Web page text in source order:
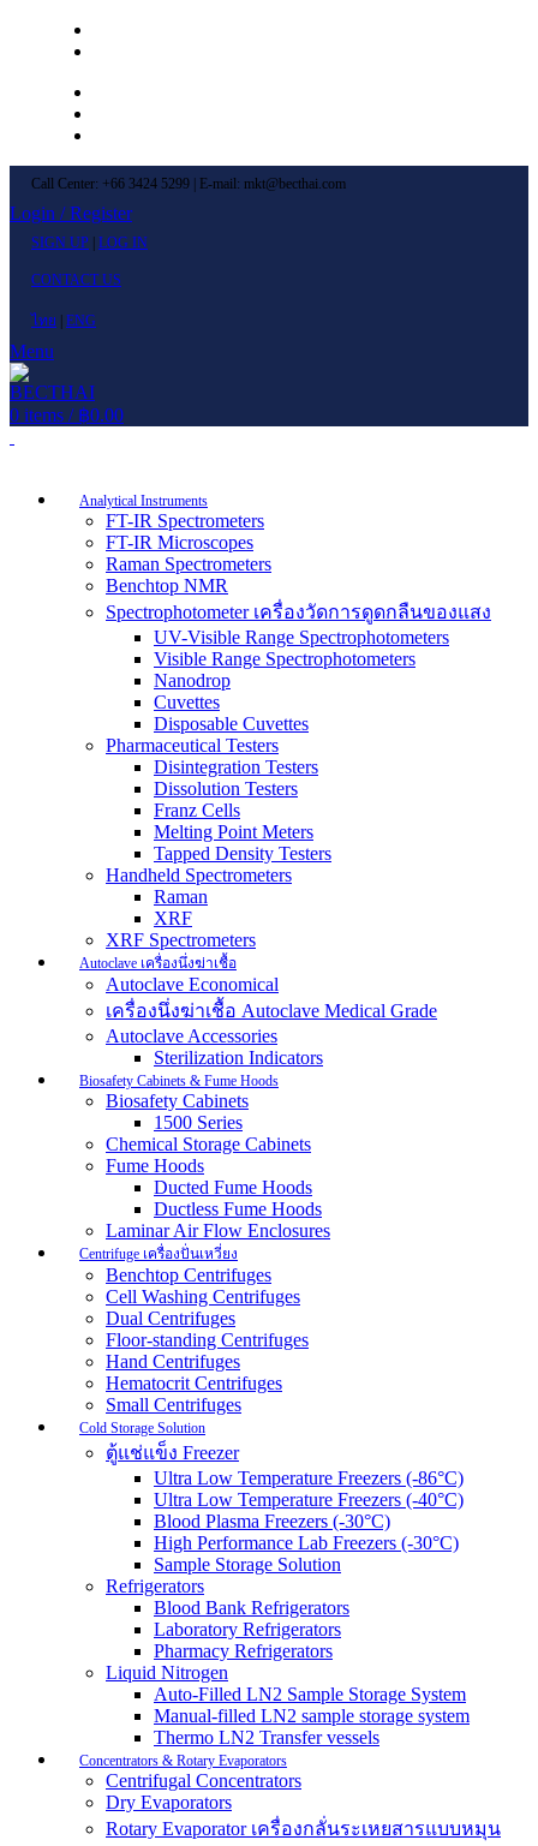
Call Center: +66 3424 5299 | E-mail: mkt@becthai.com
Login / Register
SIGN UP LOG IN
CONTACT US
ไทย ENG
Menu
0 items / ฿0.00
Analytical Instruments
FT-IR Spectrometers
FT-IR Microscopes
Raman Spectrometers
Benchtop NMR
Spectrophotometer เครื่องวัดการดูดกลืนของแสง
UV-Visible Range Spectrophotometers
Visible Range Spectrophotometers
Nanodrop
Cuvettes
Disposable Cuvettes
Pharmaceutical Testers
Disintegration Testers
Dissolution Testers
Franz Cells
Melting Point Meters
Tapped Density Testers
Handheld Spectrometers
Raman
XRF
XRF Spectrometers
Autoclave เครื่องนึ่งฆ่าเชื้อ
Autoclave Economical
เครื่องนึ่งฆ่าเชื้อ Autoclave Medical Grade
Autoclave Accessories
Sterilization Indicators
Biosafety Cabinets & Fume Hoods
Biosafety Cabinets
1500 Series
Chemical Storage Cabinets
Fume Hoods
Ducted Fume Hoods
Ductless Fume Hoods
Laminar Air Flow Enclosures
Centrifuge เครื่องปั่นเหวี่ยง
Benchtop Centrifuges
Cell Washing Centrifuges
Dual Centrifuges
Floor-standing Centrifuges
Hand Centrifuges
Hematocrit Centrifuges
Small Centrifuges
Cold Storage Solution
ตู้แช่แข็ง Freezer
Ultra Low Temperature Freezers (-86°C)
Ultra Low Temperature Freezers (-40°C)
Blood Plasma Freezers (-30°C)
High Performance Lab Freezers (-30°C)
Sample Storage Solution
Refrigerators
Blood Bank Refrigerators
Laboratory Refrigerators
Pharmacy Refrigerators
Liquid Nitrogen
Auto-Filled LN2 Sample Storage System
Manual-filled LN2 sample storage system
Thermo LN2 Transfer vessels
Concentrators & Rotary Evaporators
Centrifugal Concentrators
Dry Evaporators
Rotary Evaporator เครื่องกลั่นระเหยสารแบบหมุน